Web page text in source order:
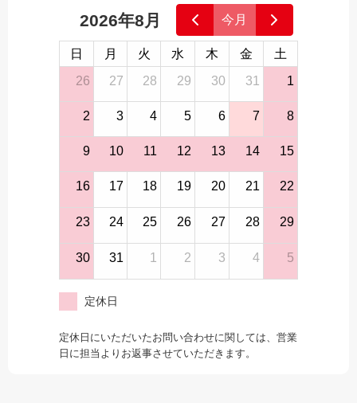
2026年8月 今月
日 月 火 水 木 金
土
26
27 28 29 30 31 1
2 3 4 5 6 7 8
9 10 11 12 13 14 15
16 17 18 19 20 21 22
23 24 25 26 27 28 29
30 31 1 2 3 4 5
定休日
定休日にいただいたお問い合わせに関しては、営業
日に担当よりお返事させていただきます。